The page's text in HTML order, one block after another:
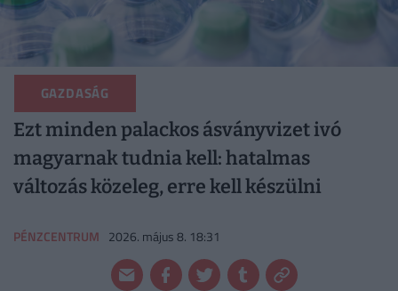
GAZDASÁG
Ezt minden palackos ásványvizet ivó
magyarnak tudnia kell: hatalmas
változás közeleg, erre kell készülni
PÉNZCENTRUM 2026. május 8. 18:31